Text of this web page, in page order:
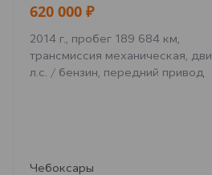
620 000 ₽
2014 г., пробег 189 684 км,
трансмиссия механическая,
л.с. / бензин, передний привод
Чебоксары